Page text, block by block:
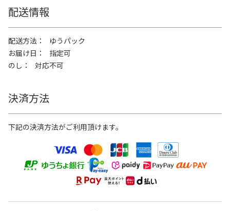
配送情報
配送方法
ゆうパック
お届け日
指定可
のし
対応不可
決済方法
下記の決済方法がご利用頂けます。